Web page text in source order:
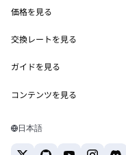
MetaMask Connect
Snaps
Web3サービス
セキュリティ
サポート
キャリア
お問い合わせ
価格を見る
イーサリアムの価格
Solanaの価格
Tetherの価格
交換レートを見る
ETH→USD
USDT→INR
BTC→INR
ガイドを見る
ETHの購入
コンテンツを見る
Solanaウォレット
日本語